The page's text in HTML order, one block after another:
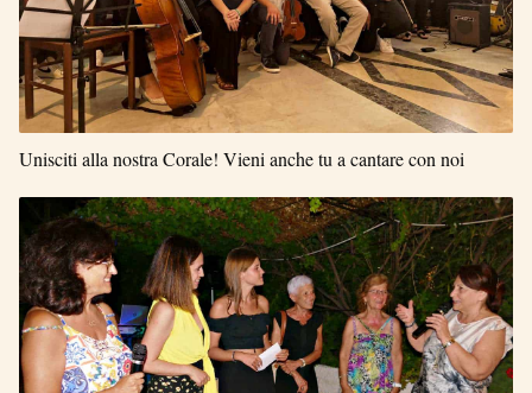
Unisciti alla nostra Corale! Vieni anche tu a cantare con noi